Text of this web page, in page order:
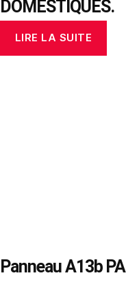
DOMESTIQUES.
LIRE LA SUITE
Panneau A13b